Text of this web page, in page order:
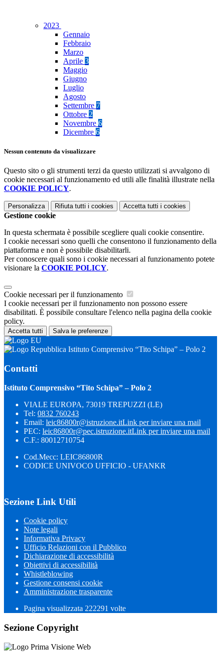
2023
Gennaio
Febbraio
Marzo
Aprile 3
Maggio
Giugno
Luglio
Agosto
Settembre 7
Ottobre 2
Novembre 6
Dicembre 6
Nessun contenuto da visualizzare
Questo sito o gli strumenti terzi da questo utilizzati si avvalgono di
cookie necessari al funzionamento ed utili alle finalità illustrate nella
COOKIE POLICY.
Personalizza Rifiuta tutti i cookies Accetta tutti i cookies
Gestione cookie
In questa schermata è possibile scegliere quali cookie consentire.
I cookie necessari sono quelli che consentono il funzionamento della
piattaforma e non è possibile disabilitarli.
Per conoscere quali sono i cookie necessari al funzionamento potete
visionare la COOKIE POLICY.
Cookie necessari per il funzionamento
I cookie necessari per il funzionamento non possono essere
disabilitati. È possibile consultare l'elenco nella pagina della cookie
policy.
Accetta tutti Salva le preferenze
Istituto Comprensivo “Tito Schipa” – Polo 2
Contatti
Istituto Comprensivo “Tito Schipa” – Polo 2
VIALE EUROPA, 73019 TREPUZZI (LE)
Tel: 0832 760243
Email: leic86800r@istruzione.itLink per inviare una mail
PEC: leic86800r@pec.istruzione.itLink per inviare una mail
C.F.: 80012710754
Cod.Mecc: LEIC86800R
CODICE UNIVOCO UFFICIO - UFANKR
Sezione Link Utili
Cookie policy
Note legali
Informativa Privacy
Ufficio Relazioni con il Pubblico
Dichiarazione di accessibilità
Obiettivi di accessibilità
Whistleblowing
Gestione consensi cookie
Amministrazione trasparente
Pagina visualizzata 222291 volte
Sezione Copyright